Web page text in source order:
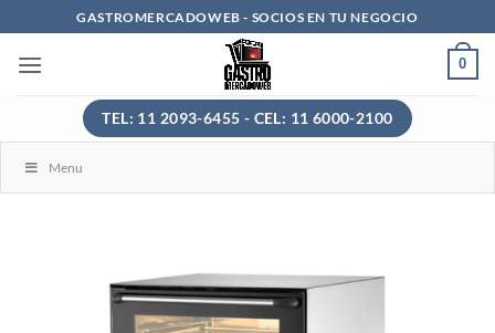
al
contenido
GASTROMERCADOWEB - SOCIOS EN TU NEGOCIO
0
TEL: 11 2093-6455 - CEL: 11 6000-2100
Menu